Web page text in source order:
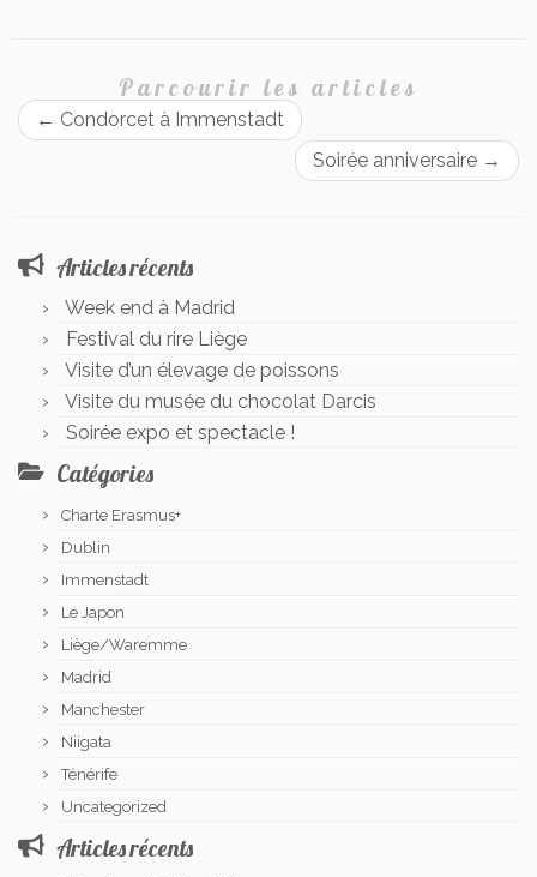
Parcourir les articles
← Condorcet à Immenstadt
Soirée anniversaire →
Articles récents
Week end à Madrid
Festival du rire Liège
Visite d’un élevage de poissons
Visite du musée du chocolat Darcis
Soirée expo et spectacle !
Catégories
Charte Erasmus+
Dublin
Immenstadt
Le Japon
Liège/Waremme
Madrid
Manchester
Niigata
Ténérife
Uncategorized
Articles récents